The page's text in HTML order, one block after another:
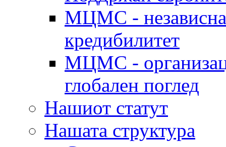
МЦМС - независна
кредибилитет
МЦМС -
глобален поглед
Нашиот статут
Нашата структура